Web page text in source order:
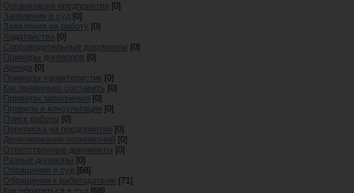
Организация предприятия [0]
Заявления в суд [0]
Заявления на работу [0]
Ходатайства [0]
Сопроводительные документы [0]
Примеры договоров [0]
Аренда [0]
Примеры характеристик [0]
Как правильно составить [0]
Примеры заполнения [0]
Правила и консультации [0]
Поиск работы [0]
Переписка на предприятии [0]
Делегирование полномочий [0]
Ответственные документы [0]
Разные договоры [0]
Обращения в суд [68]
Обращения к работодателю [71]
Как обратиться в суд [68]